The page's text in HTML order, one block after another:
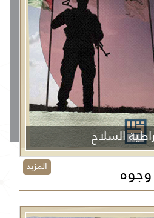
السلاح
المزيد وجوه